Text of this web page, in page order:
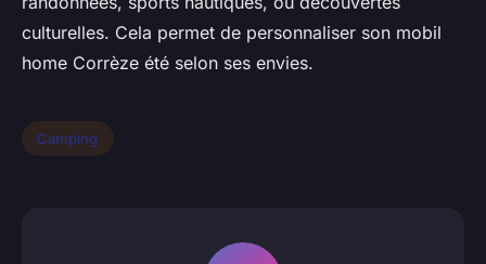
culturelles. Cela permet de personnaliser son mobil
home Corrèze été selon ses envies.
Camping